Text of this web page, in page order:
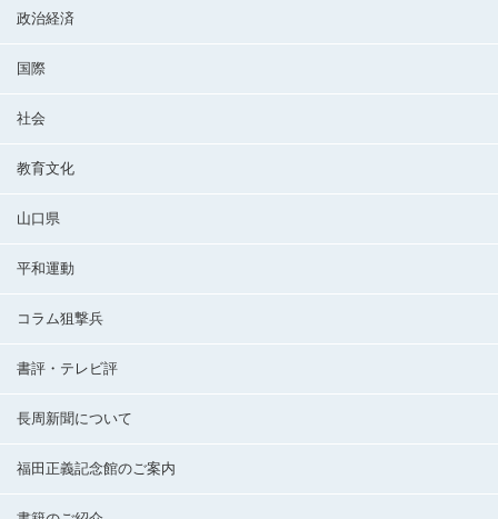
政治経済
国際
社会
教育文化
山口県
平和運動
コラム狙撃兵
書評・テレビ評
長周新聞について
福田正義記念館のご案内